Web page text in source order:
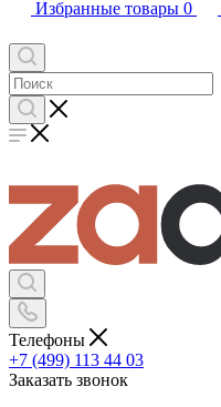
Избранные товары 0
Телефоны
+7 (499) 113 44 03
Заказать звонок